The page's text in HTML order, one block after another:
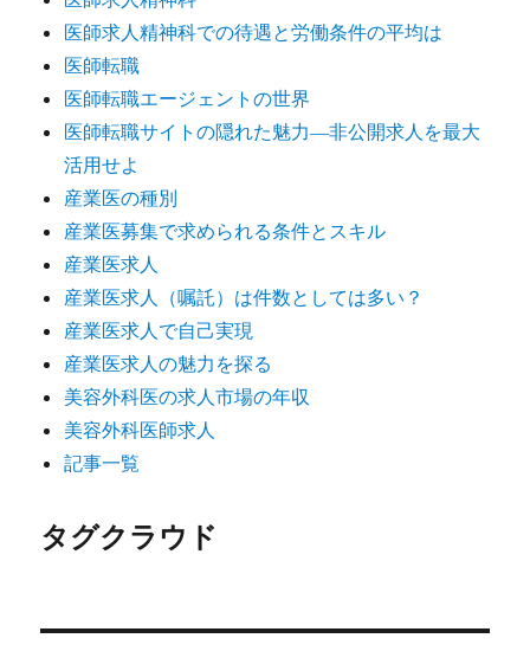
医師求人精神科での待遇と労働条件の平均は
医師転職
医師転職エージェントの世界
医師転職サイトの隠れた魅力―非公開求人を最大
活用せよ
産業医の種別
産業医募集で求められる条件とスキル
産業医求人
産業医求人（嘱託）は件数としては多い？
産業医求人で自己実現
産業医求人の魅力を探る
美容外科医の求人市場の年収
美容外科医師求人
記事一覧
タグクラウド